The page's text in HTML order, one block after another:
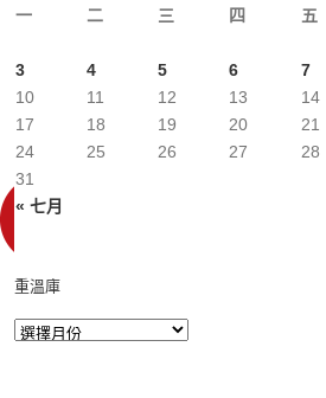
一
二 三 四 五
« 七月
3
4 5 6 7
10
11 12 13 14
17
18 19 20 21
24
25 26 27 28
31
重溫庫